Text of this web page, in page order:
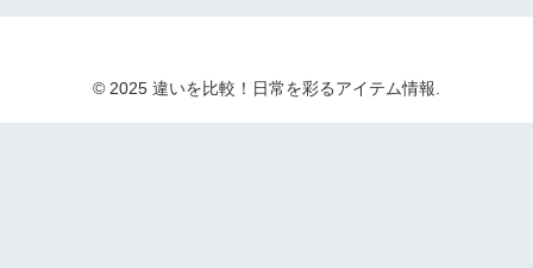
© 2025 違いを比較！日常を彩るアイテム情報.